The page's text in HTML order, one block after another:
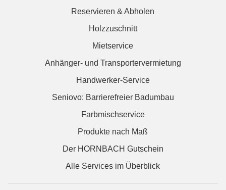
Reservieren & Abholen
Holzzuschnitt
Mietservice
Anhänger- und Transportervermietung
Handwerker-Service
Seniovo: Barrierefreier Badumbau
Farbmischservice
Produkte nach Maß
Der HORNBACH Gutschein
Alle Services im Überblick